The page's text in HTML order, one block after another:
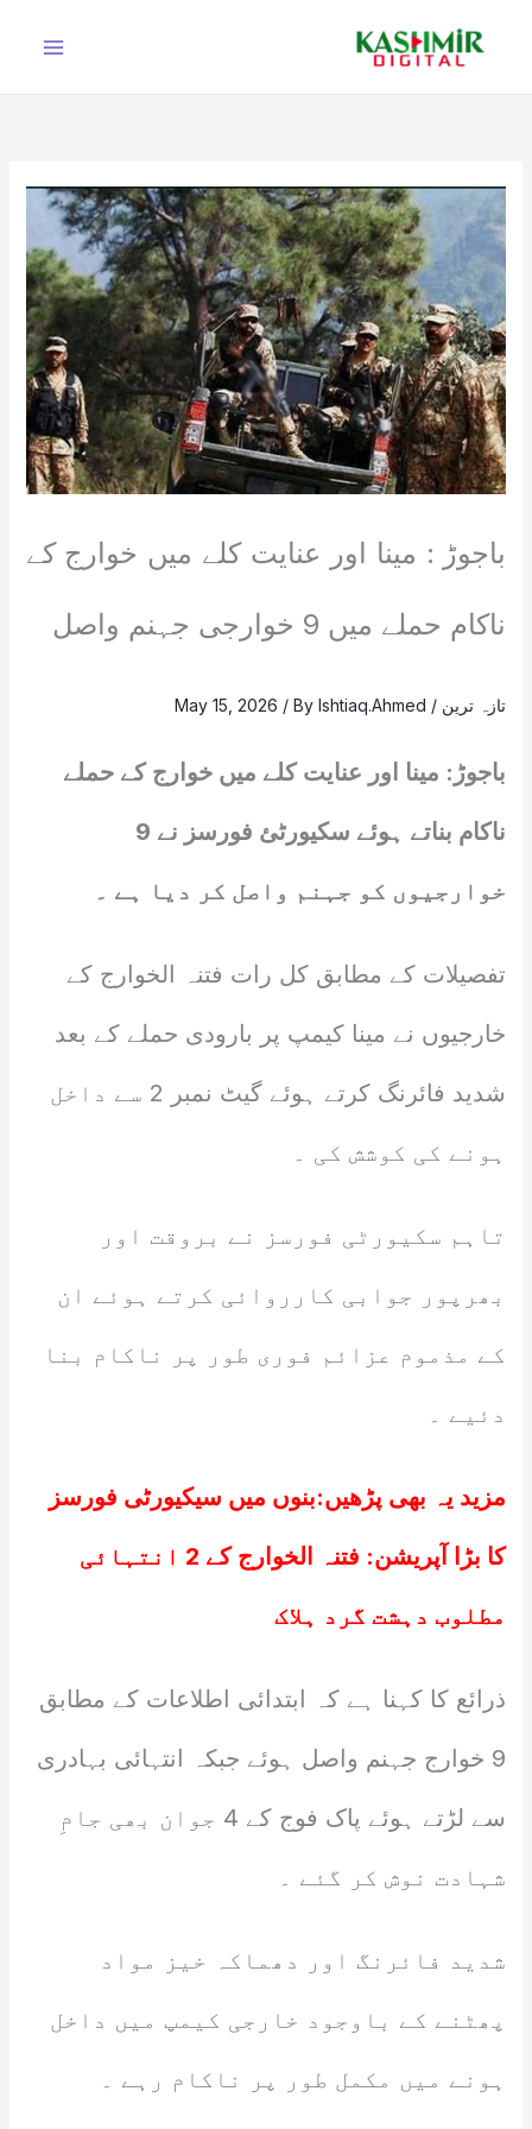
باجوڑ : مینا اور عنایت کلے میں خوارج کے
ناکام حملے میں 9 خوارجی جہنم واصل
تازہ ترین /
May 15, 2026 / ByIshtiaq.Ahmed
باجوڑ: مینا اور عنایت کلے میں خوارج کے حملے
ناکام بناتے ہوئے سکیورٹئ فورسز نے 9
خوارجیوں کو جہنم واصل کر دیا ہے ۔
تفصیلات کے مطابق کل رات فتنہ الخوارج کے
خارجیوں نے مینا کیمپ پر بارودی حملے کے بعد
شدید فائرنگ کرتے ہوئے گیٹ نمبر 2 سے داخل
ہونے کی کوشش کی ۔
تاہم سکیورٹی فورسز نے بروقت اور
بھرپور جوابی کارروائی کرتے ہوئے ان
کے مذموم عزائم فوری طور پر ناکام بنا
دئیے ۔
مزید یہ بھی پڑھیں:بنوں میں سیکیورٹی فورسز
کا بڑا آپریشن: فتنہ الخوارج کے 2 انتہائی
مطلوب دہشت گرد ہلاک
ذرائع کا کہنا ہے کہ ابتدائی اطلاعات کے مطابق
9 خوارج جہنم واصل ہوئے جبکہ انتہائی بہادری
سے لڑتے ہوئے پاک فوج کے 4 جوان بھی جامِ
شہادت نوش کر گئے ۔
شدید فائرنگ اور دھماکہ خیز مواد
پھٹنے کے باوجود خارجی کیمپ میں داخل
ہونے میں مکمل طور پر ناکام رہے ۔